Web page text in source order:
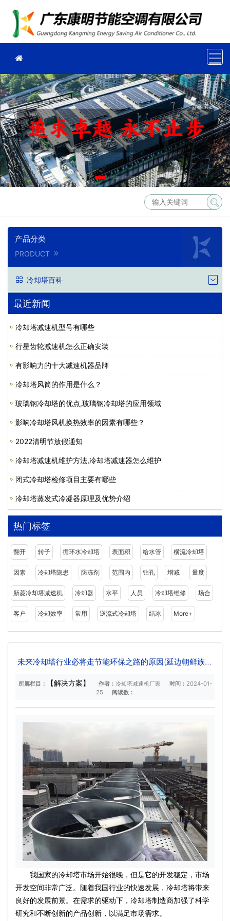
产品分类
PRODUCT
冷却塔百科
最近新闻
冷却塔减速机型号有哪些
行星齿轮减速机怎么正确安装
有影响力的十大减速机器品牌
冷却塔风筒的作用是什么？
玻璃钢冷却塔的优点,玻璃钢冷却塔的应用领域
影响冷却塔风机换热效率的因素有哪些？
2022清明节放假通知
冷却塔减速机维护方法,冷却塔减速器怎么维护
闭式冷却塔检修项目主要有哪些
冷却塔蒸发式冷凝器原理及优势介绍
热门标签
翻开 转子 循环水冷却塔 表面积 给水管 横流冷却塔
因素 冷却塔隐患 防冻剂 范围内 钻孔 增减 量度
新菱冷却塔减速机 冷却器 水平 人员 冷却塔维修 场合
客户 冷却效率 常用 逆流式冷却塔 结冰 More+
未来冷却塔行业必将走节能环保之路的原因(延边朝鲜族自
所属栏目： 【解决方案】 作者： 冷却塔减速机厂家 时间： 2024-01-
25
阅读数：
我国家的冷却塔市场开始很晚，但是它的开发稳定，市场
开发空间非常广泛。随着我国行业的快速发展，冷却塔将带来
良好的发展前景。在需求的驱动下，冷却塔制造商加强了科学
研究和不断创新的产品创新，以满足市场需求。